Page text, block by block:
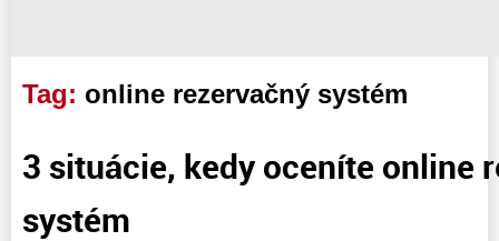
Tag: online rezervačný systém
3 situácie, kedy oceníte online
systém